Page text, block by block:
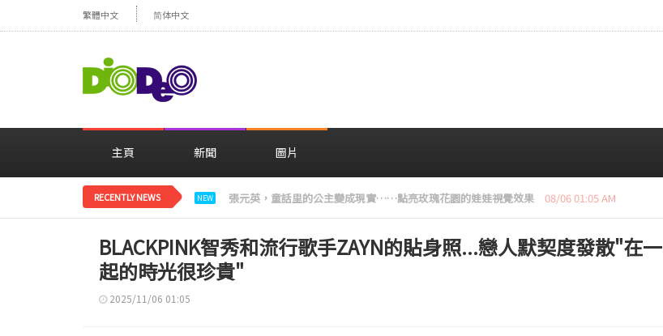
繁體中文 简体中文
主頁 新聞 圖片
RECENTLY NEWS NEW Stray Kids Felix，讓韓服走向世界……“韓服浪潮”模特 08/05 12:00 PM
BLACKPINK智秀和流行歌手ZAYN的貼身照...戀人默契度發散"在一
起的時光很珍貴"
2025/11/06 01:05